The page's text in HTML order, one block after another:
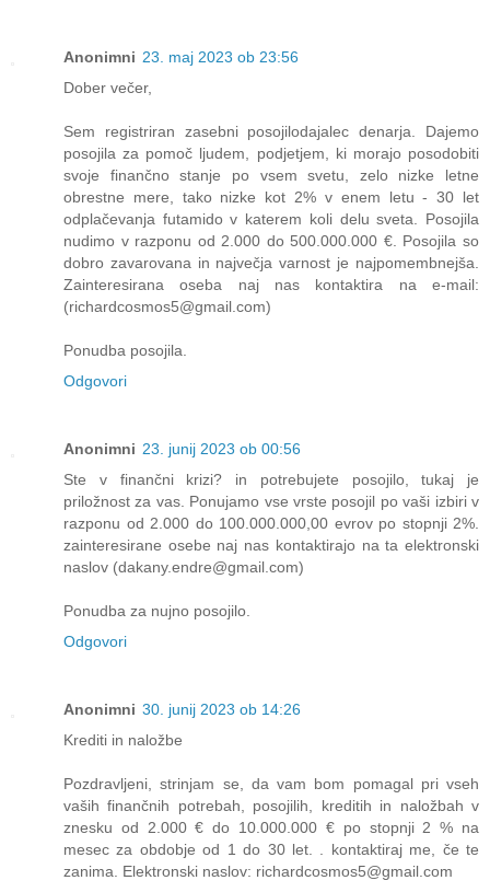
Anonimni 23. maj 2023 ob 23:56
Dober večer,
Sem registriran zasebni posojilodajalec denarja. Dajemo
posojila za pomoč ljudem, podjetjem, ki morajo posodobiti
svoje finančno stanje po vsem svetu, zelo nizke letne
obrestne mere, tako nizke kot 2% v enem letu - 30 let
odplačevanja futamido v katerem koli delu sveta. Posojila
nudimo v razponu od 2.000 do 500.000.000 €. Posojila so
dobro zavarovana in največja varnost je najpomembnejša.
Zainteresirana oseba naj nas kontaktira na e-mail:
(richardcosmos5@gmail.com)
Ponudba posojila.
Odgovori
Anonimni 23. junij 2023 ob 00:56
Ste v finančni krizi? in potrebujete posojilo, tukaj je
priložnost za vas. Ponujamo vse vrste posojil po vaši izbiri v
razponu od 2.000 do 100.000.000,00 evrov po stopnji 2%.
zainteresirane osebe naj nas kontaktirajo na ta elektronski
naslov (dakany.endre@gmail.com)
Ponudba za nujno posojilo.
Odgovori
Anonimni 30. junij 2023 ob 14:26
Krediti in naložbe
Pozdravljeni, strinjam se, da vam bom pomagal pri vseh
vaših finančnih potrebah, posojilih, kreditih in naložbah v
znesku od 2.000 € do 10.000.000 € po stopnji 2 % na
mesec za obdobje od 1 do 30 let. . kontaktiraj me, če te
zanima. Elektronski naslov: richardcosmos5@gmail.com